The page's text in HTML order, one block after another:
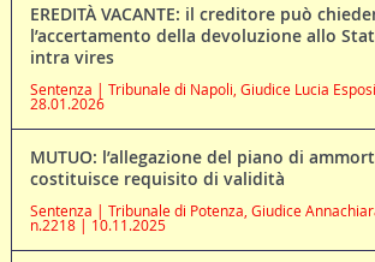
EREDITÀ VACANTE: il creditore può
l’accertamento della devoluzione allo
intra vires
Sentenza | Tribunale di Napoli, Giudice Lucia
28.01.2026
MUTUO: l’allegazione del piano di
costituisce requisito di validità
Sentenza | Tribunale di Potenza, Giudice
n.2218 | 10.11.2025